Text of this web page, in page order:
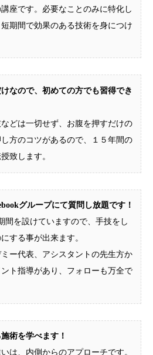
座です。必要なことのみに特化し
期間で効果のある技術を身につけ
なので、初めての方でも習得でき
どは一切せず、お腹を押すだけの
方のコツがあるので、１５年間の
致します。
グループにて質問し放題です！
間を設けていますので、手技をし
する事が出来ます。
ー代表、アシスタントの先生方か
ト指導があり、フォローも万全で
術を学べます！
は、内側からのアプローチです。